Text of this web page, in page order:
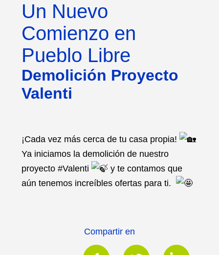
Un Nuevo
Comienzo en
Pueblo Libre
Demolición Proyecto
Valenti
¡Cada vez más cerca de tu casa propia!
Ya iniciamos la demolición de nuestro
proyecto #Valenti
y te contamos que
aún tenemos increíbles ofertas para ti.
Compartir en